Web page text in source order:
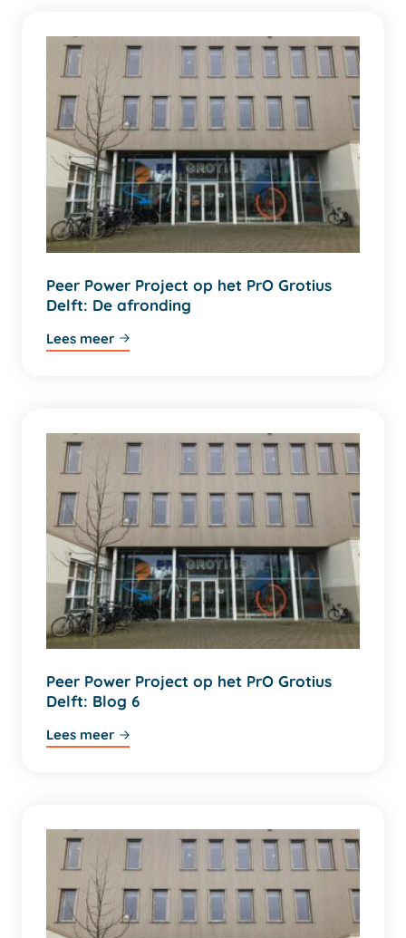
Peer Power Project op het PrO Grotius
Delft: De afronding
Lees meer
Peer Power Project op het PrO Grotius
Delft: Blog 6
Lees meer